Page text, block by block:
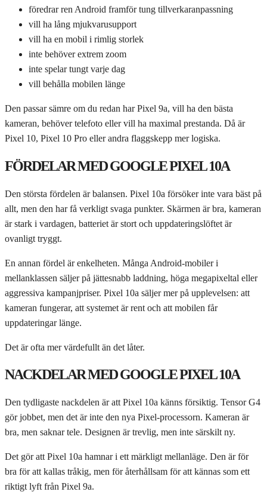
föredrar ren Android framför tung tillverkaranpassning
vill ha lång mjukvarusupport
vill ha en mobil i rimlig storlek
inte behöver extrem zoom
inte spelar tungt varje dag
vill behålla mobilen länge
Den passar sämre om du redan har Pixel 9a, vill ha den bästa
kameran, behöver telefoto eller vill ha maximal prestanda. Då är
Pixel 10, Pixel 10 Pro eller andra flaggskepp mer logiska.
FÖRDELAR MED GOOGLE PIXEL 10A
Den största fördelen är balansen. Pixel 10a försöker inte vara bäst på
allt, men den har få verkligt svaga punkter. Skärmen är bra, kameran
är stark i vardagen, batteriet är stort och uppdateringslöftet är
ovanligt tryggt.
En annan fördel är enkelheten. Många Android-mobiler i
mellanklassen säljer på jättesnabb laddning, höga megapixeltal eller
aggressiva kampanjpriser. Pixel 10a säljer mer på upplevelsen: att
kameran fungerar, att systemet är rent och att mobilen får
uppdateringar länge.
Det är ofta mer värdefullt än det låter.
NACKDELAR MED GOOGLE PIXEL 10A
Den tydligaste nackdelen är att Pixel 10a känns försiktig. Tensor G4
gör jobbet, men det är inte den nya Pixel-processorn. Kameran är
bra, men saknar tele. Designen är trevlig, men inte särskilt ny.
Det gör att Pixel 10a hamnar i ett märkligt mellanläge. Den är för
bra för att kallas tråkig, men för återhållsam för att kännas som ett
riktigt lyft från Pixel 9a.